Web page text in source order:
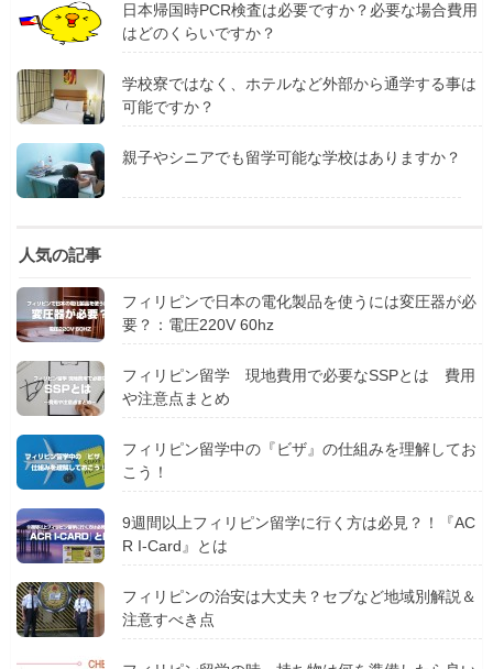
日本帰国時PCR検査は必要ですか？必要な場合費用
はどのくらいですか？
学校寮ではなく、ホテルなど外部から通学する事は
可能ですか？
親子やシニアでも留学可能な学校はありますか？
人気の記事
フィリピンで日本の電化製品を使うには変圧器が必
要？：電圧220V 60hz
フィリピン留学 現地費用で必要なSSPとは 費用
や注意点まとめ
フィリピン留学中の『ビザ』の仕組みを理解してお
こう！
9週間以上フィリピン留学に行く方は必見？！『AC
R I-Card』とは
フィリピンの治安は大丈夫？セブなど地域別解説＆
注意すべき点